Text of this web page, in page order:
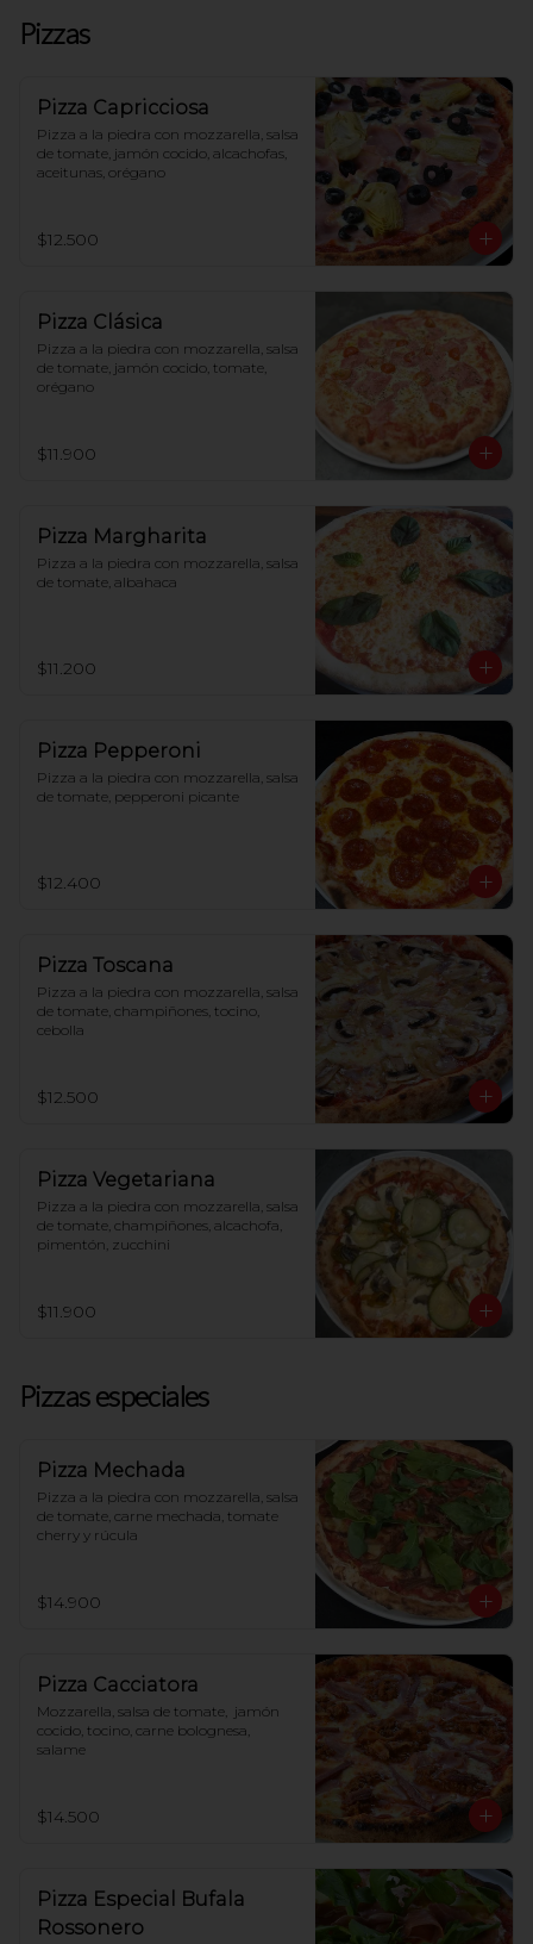
Pizzas
Pizza Capricciosa
Pizza a la piedra con mozzarella, salsa
de tomate, jamón cocido, alcachofas,
aceitunas, orégano
$12.500
Pizza Clásica
Pizza a la piedra con mozzarella, salsa
de tomate, jamón cocido, tomate,
orégano
$11.900
Pizza Margharita
Pizza a la piedra con mozzarella, salsa
de tomate, albahaca
$11.200
Pizza Pepperoni
Pizza a la piedra con mozzarella, salsa
de tomate, pepperoni picante
$12.400
Pizza Toscana
Pizza a la piedra con mozzarella, salsa
de tomate, champiñones, tocino,
cebolla
$12.500
Pizza Vegetariana
Pizza a la piedra con mozzarella, salsa
de tomate, champiñones, alcachofa,
pimentón, zucchini
$11.900
Pizzas especiales
Pizza Mechada
Pizza a la piedra con mozzarella, salsa
de tomate, carne mechada, tomate
cherry y rúcula
$14.900
Pizza Cacciatora
Mozzarella, salsa de tomate,  jamón
cocido, tocino, carne bolognesa,
salame
$14.500
Pizza Especial Bufala
Rossonero